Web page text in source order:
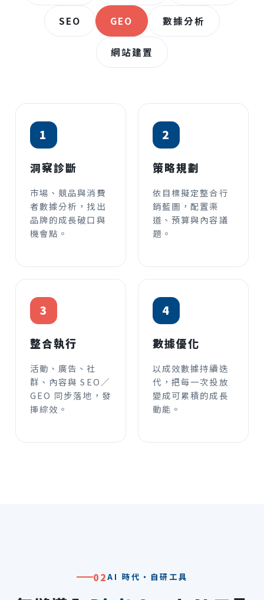
SEO GEO 數據分析
網站建置
1
洞察診斷
市場、競品與消費
者數據分析，找出
品牌的成長破口與
機會點。
2
策略規劃
依目標擬定整合行
銷藍圖，配置渠
道、預算與內容議
題。
3
整合執行
活動、廣告、社
群、內容與 SEO／
GEO 同步落地，發
揮綜效。
4
數據優化
以成效數據持續迭
代，把每一次投放
變成可累積的成長
動能。
02AI 時代・自研工具